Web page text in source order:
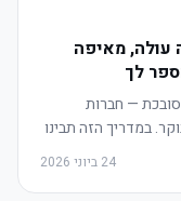
ליג 2026/27: כמה עולה, מאיפה
לך
— חברות
במדריך הזה תבינו
לספסר, ואיך
24 ביוני 2026